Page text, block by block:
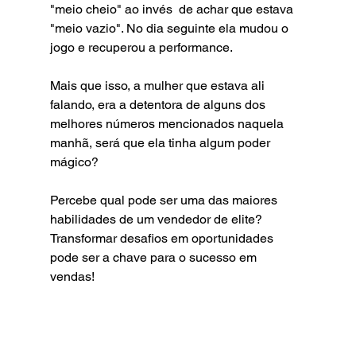
"meio cheio" ao invés  de achar que estava
"meio vazio". No dia seguinte ela mudou o
jogo e recuperou a performance.
Mais que isso, a mulher que estava ali
falando, era a detentora de alguns dos
melhores números mencionados naquela
manhã, será que ela tinha algum poder
mágico?
Percebe qual pode ser uma das maiores
habilidades de um vendedor de elite?
Transformar desafios em oportunidades
pode ser a chave para o sucesso em
vendas!